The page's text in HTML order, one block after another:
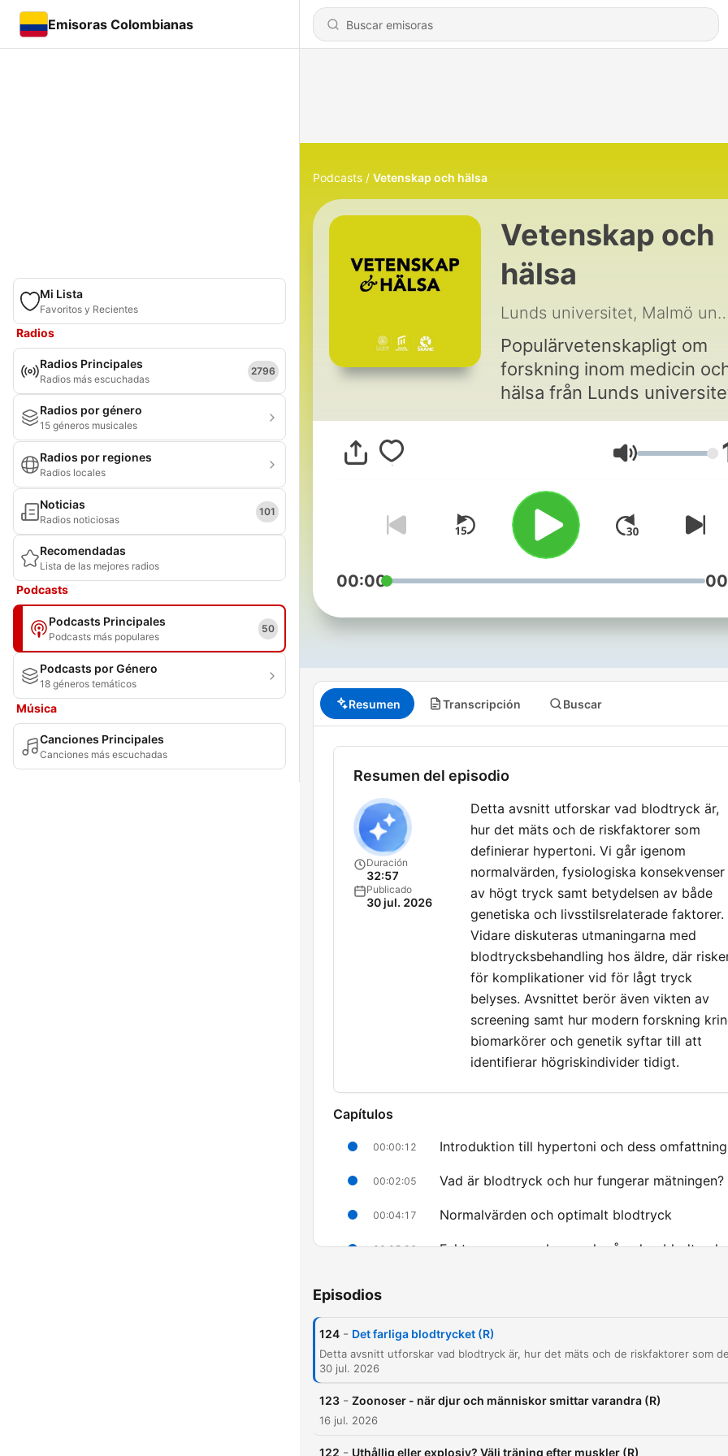
Emisoras Colombianas
Mi Lista
Favoritos y Recientes
Radios
Radios Principales
Radios más escuchadas
2796
Radios por género
15 géneros musicales
Radios por regiones
Radios locales
Noticias
Radios noticiosas
101
Recomendadas
Lista de las mejores radios
Podcasts
Podcasts Principales
Podcasts más populares
50
Podcasts por Género
18 géneros temáticos
Música
Canciones Principales
Canciones más escuchadas
Podcasts Vetenskap och hälsa
Vetenskap och
hälsa
Lunds universitet, Malmö
Populärvetenskapligt om
forskning inom medicin
hälsa från Lunds
Malmö universitet och
universitetssjukhus.
Volumen
00:00
Resumen Transcripción Buscar
Resumen del episodio
Duración
32:57
Publicado
30 jul. 2026
Detta avsnitt utforskar vad blodtryck är,
hur det mäts och de riskfaktorer som
definierar hypertoni. Vi går igenom
normalvärden, fysiologiska konsekvenser
av högt tryck samt betydelsen av både
genetiska och livsstilsrelaterade faktorer.
Vidare diskuteras utmaningarna med
blodtrycksbehandling hos äldre, där
för komplikationer vid för lågt tryck
belyses. Avsnittet berör även vikten av
screening samt hur modern forskning
biomarkörer och genetik syftar till att
identifierar högriskindivider tidigt.
Capítulos
00:00:12 Introduktion till hypertoni och dess omfattning
00:02:05 Vad är blodtryck och hur fungerar mätningen?
00:04:17 Normalvärden och optimalt blodtryck
00:05:36 Faktorer som reglerar och påverkar
00:14:04 Påverkbara kontra icke-påverkbara
00:20:51
00:23:21
Episodios
124 - Det farliga blodtrycket (R)
30 jul. 2026
123 - Zoonoser - när djur och människor smittar varandra (R)
16 jul. 2026
122 - Uthållig eller explosiv? Välj träning efter muskler (R)